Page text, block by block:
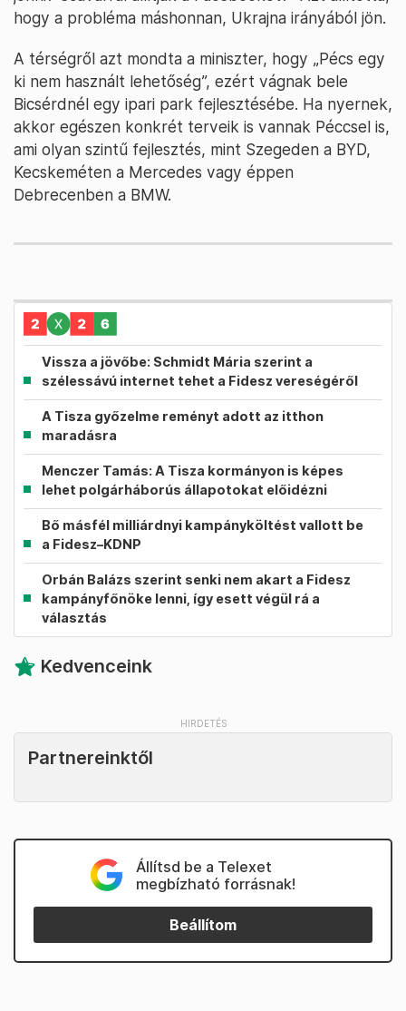
hogy a probléma máshonnan, Ukrajna irányából jön.
A térségről azt mondta a miniszter, hogy „Pécs egy
ki nem használt lehetőség”, ezért vágnak bele
Bicsérdnél egy ipari park fejlesztésébe. Ha nyernek,
akkor egészen konkrét terveik is vannak Péccsel is,
ami olyan szintű fejlesztés, mint Szegeden a BYD,
Kecskeméten a Mercedes vagy éppen
Debrecenben a BMW.
Vissza a jövőbe: Schmidt Mária szerint a
szélessávú internet tehet a Fidesz vereségéről
A Tisza győzelme reményt adott az itthon
maradásra
Menczer Tamás: A Tisza kormányon is képes
lehet polgárháborús állapotokat előidézni
Bő másfél milliárdnyi kampányköltést vallott be
a Fidesz–KDNP
Orbán Balázs szerint senki nem akart a Fidesz
kampányfőnöke lenni, így esett végül rá a
választás
Kedvenceink
Partnereinktől
Állítsd be a Telexet
megbízható forrásnak!
Beállítom